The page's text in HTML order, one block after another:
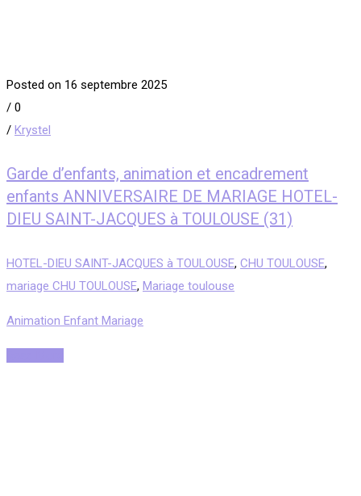
Posted on 16 septembre 2025
/ 0
/ Krystel
Garde d’enfants, animation et encadrement
enfants ANNIVERSAIRE DE MARIAGE HOTEL-
DIEU SAINT-JACQUES à TOULOUSE (31)
HOTEL-DIEU SAINT-JACQUES à TOULOUSE, CHU TOULOUSE,
mariage CHU TOULOUSE, Mariage toulouse
Animation Enfant Mariage